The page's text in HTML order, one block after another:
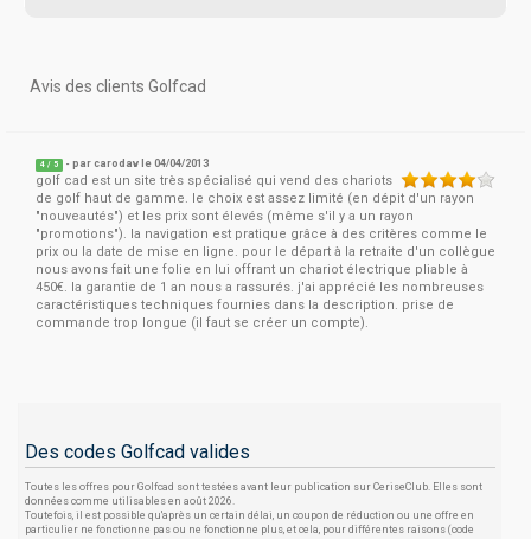
Avis des clients Golfcad
4 / 5 - parcarodav le 04/04/2013
golf cad est un site très spécialisé qui vend des chariots
de golf haut de gamme. le choix est assez limité (en dépit d'un rayon
"nouveautés") et les prix sont élevés (même s'il y a un rayon
"promotions"). la navigation est pratique grâce à des critères comme le
prix ou la date de mise en ligne. pour le départ à la retraite d'un collègue
nous avons fait une folie en lui offrant un chariot électrique pliable à
450€. la garantie de 1 an nous a rassurés. j'ai apprécié les nombreuses
caractéristiques techniques fournies dans la description. prise de
commande trop longue (il faut se créer un compte).
Des codes Golfcad valides
Toutes les offres pour Golfcad sont testées avant leur publication sur CeriseClub. Elles sont
données comme utilisables en août 2026.
Toutefois, il est possible qu'après un certain délai, un coupon de réduction ou une offre en
particulier ne fonctionne pas ou ne fonctionne plus, et cela, pour différentes raisons (code